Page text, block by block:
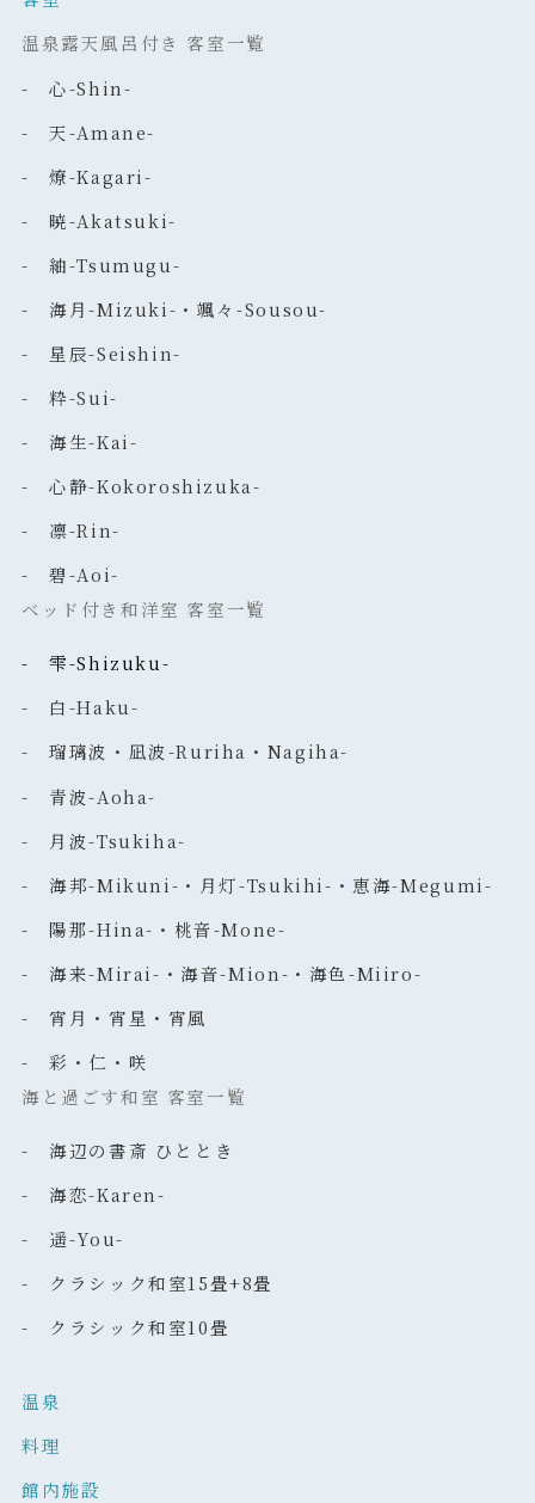
温泉露天風呂付き 客室一覧
- 心-Shin-
- 天-Amane-
- 燎-Kagari-
- 暁-Akatsuki-
- 紬-Tsumugu-
- 海月-Mizuki-・颯々-Sousou-
- 星辰-Seishin-
- 粋-Sui-
- 海生-Kai-
- 心静-Kokoroshizuka-
- 凛-Rin-
- 碧-Aoi-
ベッド付き和洋室 客室一覧
- 雫-Shizuku-
- 白-Haku-
- 瑠璃波・凪波-Ruriha・Nagiha-
- 青波-Aoha-
- 月波-Tsukiha-
- 海邦-Mikuni-・月灯-Tsukihi-・恵海-Megumi-
- 陽那-Hina-・桃音-Mone-
- 海来-Mirai-・海音-Mion-・海色-Miiro-
- 宵月・宵星・宵風
- 彩・仁・咲
海と過ごす和室 客室一覧
- 海辺の書斎 ひととき
- 海恋-Karen-
- 遥-You-
- クラシック和室15畳+8畳
- クラシック和室10畳
温泉
料理
館内施設